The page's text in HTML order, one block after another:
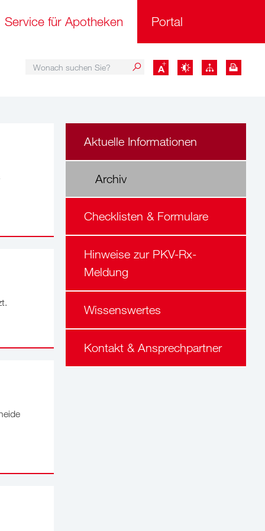
Service für Apotheken Portal
Wonach suchen Sie?
Aktuelle Informationen
Archiv
Checklisten & Formulare
Hinweise zur PKV-Rx-
Meldung
Wissenswertes
Kontakt & Ansprechpartner